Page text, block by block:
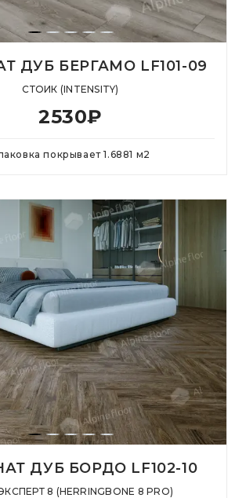
ДУБ БЕРГАМО LF101-09
СТОИК (INTENSITY)
2530₽
покрывает1.6881 м2
ДУБ БОРДО LF102-10
8 (HERRINGBONE 8 PRO)